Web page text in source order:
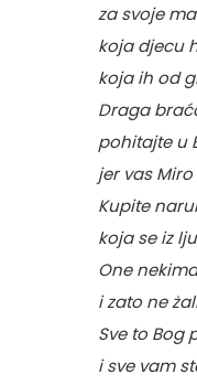
za svoje
koja djecu
koja ih od
Draga
pohitajte u
jer vas
Kupite
koja se iz
One
i zato ne
Sve to Bog
i sve vam